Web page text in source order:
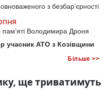
з безбар’єрності
пам’яті Володимира Дроня
учасник АТО з Козівщини
Більше >>
ще триватимуть